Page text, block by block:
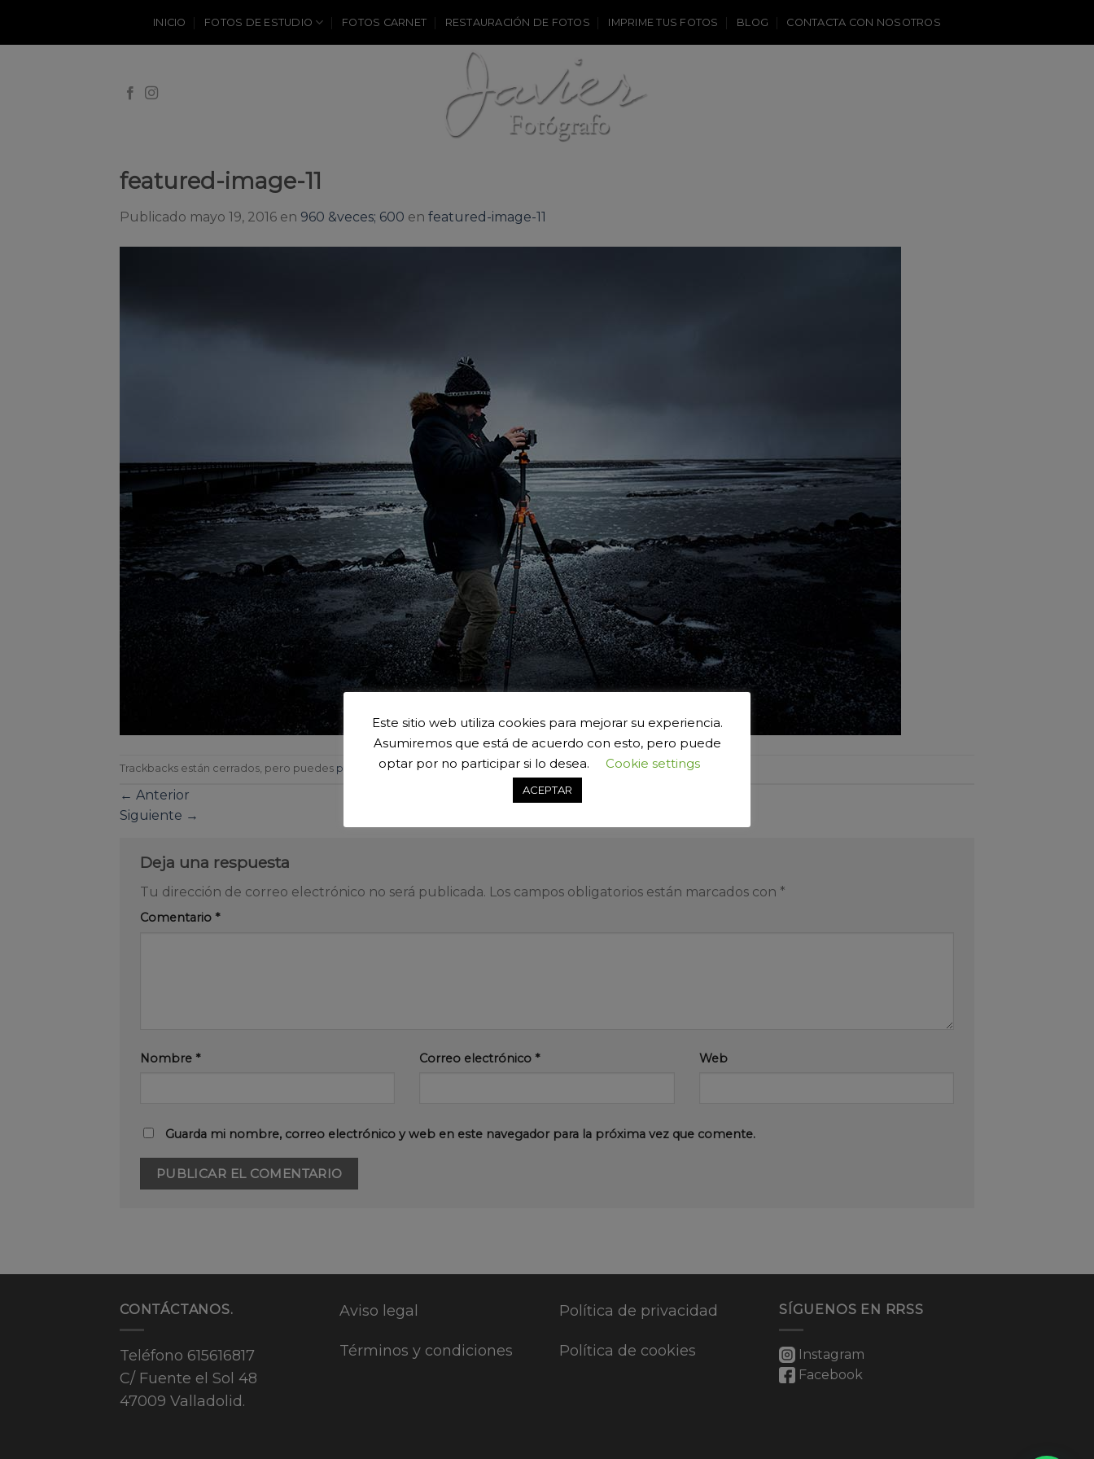
content
INICIO FOTOS DE ESTUDIO FOTOS CARNET RESTAURACIÓN DE FOTOS IMPRIME TUS FOTOS BLOG CONTACTA CON NOSOTROS
featured-image-11
Publicado mayo 19, 2016 en 960 &veces; 600 en featured-image-11
Trackbacks están cerrados, pero puedes publicar un comentario .
← Anterior
Siguiente →
Deja una respuesta
Tu dirección de correo electrónico no será publicada. Los campos obligatorios están marcados con *
Comentario *
Nombre * Correo electrónico * Web
Guarda mi nombre, correo electrónico y web en este navegador para la próxima vez que comente.
CONTÁCTANOS.
Teléfono 615616817
C/ Fuente el Sol 48
47009 Valladolid.
Aviso legal
Términos y condiciones
Política de privacidad
Política de cookies
SÍGUENOS EN RRSS
Instagram
Facebook
Este sitio web utiliza cookies para mejorar su experiencia.
Asumiremos que está de acuerdo con esto, pero puede
optar por no participar si lo desea.
Cookie settings
ACEPTAR